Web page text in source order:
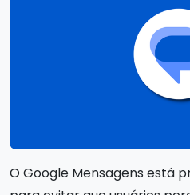
O Google Mensagens está